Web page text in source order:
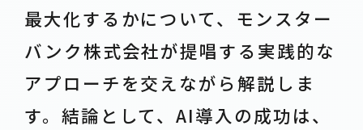
最大化するかについて、モンスター
バンク株式会社が提唱する実践的な
アプローチを交えながら解説しま
す。結論として、AI導入の成功は、